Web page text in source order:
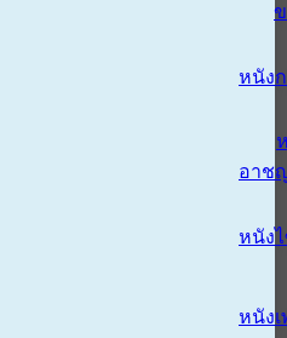
หนัง
อาช
หนัง
หนังเ